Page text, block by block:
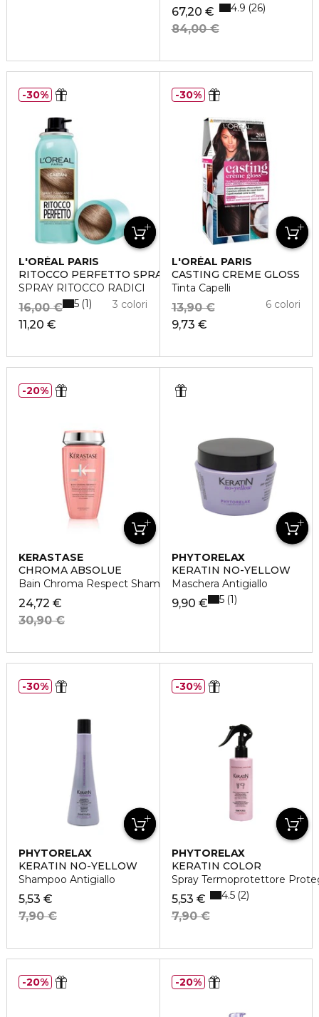
67,20 €
84,00 €
4.9 26
L'ORÉAL PARIS
RITOCCO PERFETTO SPRAY
SPRAY RITOCCO RADICI
11,20 €
16,00 € 3 colori
5 1
30%
L'ORÉAL PARIS
CASTING CREME GLOSS
Tinta Capelli
9,73 €
13,90 € 6 colori
30%
KERASTASE
CHROMA ABSOLUE
Bain Chroma Respect Shampoo idratante
24,72 €
30,90 €
20%
PHYTORELAX
KERATIN NO-YELLOW
Maschera Antigiallo
9,90 € 5 1
PHYTORELAX
KERATIN NO-YELLOW
Shampoo Antigiallo
5,53 €
7,90 €
30%
PHYTORELAX
KERATIN COLOR
Spray Termoprotettore
5,53 €
7,90 €
4.5 2
30%
20% 20%